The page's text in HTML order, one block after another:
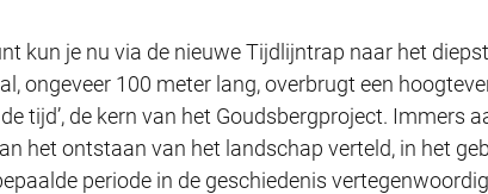
kun je nu via de nieuwe Tijdlijntrap naar het
ongeveer 100 meter lang, overbrugt een
tijd’, de kern van het Goudsbergproject. Immers
het ontstaan van het landschap verteld, in het
periode in de geschiedenis